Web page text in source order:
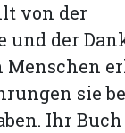
von der
und der
Menschen
sie
Ihr